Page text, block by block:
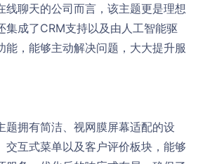
线聊天的公司而言，该主题更是理想
集成了CRM支持以及由人工智能驱
能，能够主动解决问题，大大提升服
题拥有简洁、视网膜屏幕适配的设
交互式菜单以及客户评价板块，能够